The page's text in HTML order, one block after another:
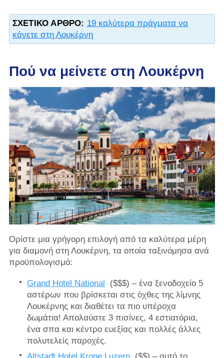
ΣΧΕΤΙΚΌ ΆΡΘΡΟ: 19 καλύτερα πράγματα να
κάνετε στη Λουκέρνη
Πού να μείνετε στη Λουκέρνη
Ορίστε μια γρήγορη επιλογή από τα καλύτερα μέρη
για διαμονή στη Λουκέρνη, τα οποία ταξινόμησα ανά
προϋπολογισμό:
Grand Hotel National
($$$) – ένα ξενοδοχείο 5
αστέρων που βρίσκεται στις όχθες της λίμνης
Λουκέρνης και διαθέτει τα πιο υπέροχα
δωμάτια! Απολαύστε 3 πισίνες, 4 εστιατόρια,
ένα σπα και κέντρο ευεξίας και πολλές άλλες
πολυτελείς παροχές.